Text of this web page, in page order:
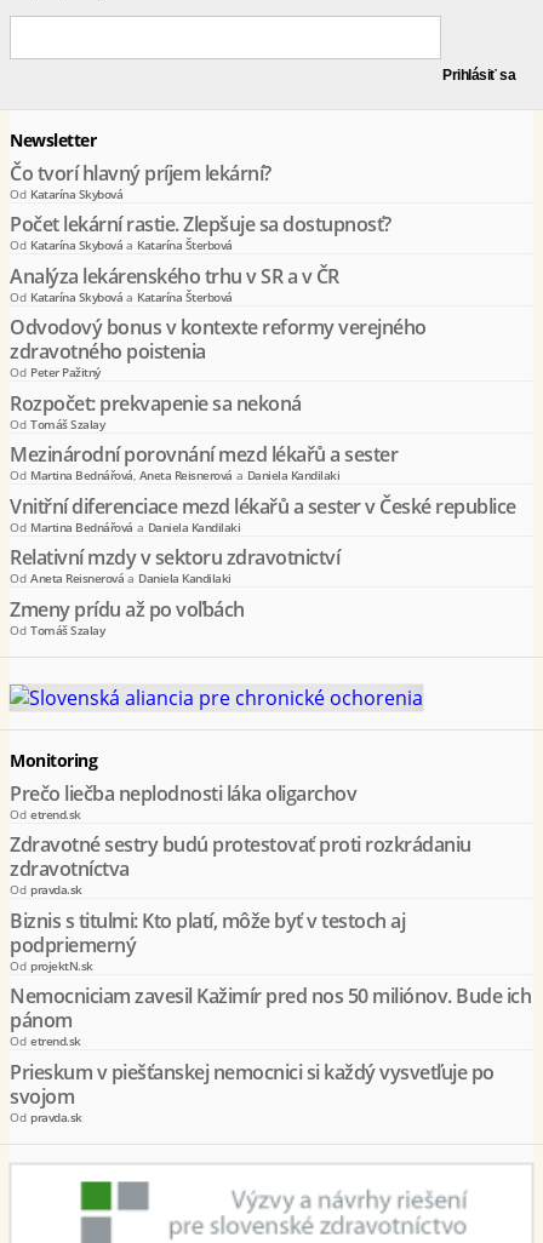
Newsletter
Čo tvorí hlavný príjem lekární?
Od Katarína Skybová
Počet lekární rastie. Zlepšuje sa dostupnosť?
Od Katarína Skybová a Katarína Šterbová
Analýza lekárenského trhu v SR a v ČR
Od Katarína Skybová a Katarína Šterbová
Odvodový bonus v kontexte reformy verejného
zdravotného poistenia
Od Peter Pažitný
Rozpočet: prekvapenie sa nekoná
Od Tomáš Szalay
Mezinárodní porovnání mezd lékařů a sester
Od Martina Bednářová, Aneta Reisnerová a Daniela Kandilaki
Vnitřní diferenciace mezd lékařů a sester v České republice
Od Martina Bednářová a Daniela Kandilaki
Relativní mzdy v sektoru zdravotnictví
Od Aneta Reisnerová a Daniela Kandilaki
Zmeny prídu až po voľbách
Od Tomáš Szalay
Monitoring
Prečo liečba neplodnosti láka oligarchov
Od etrend.sk
Zdravotné sestry budú protestovať proti rozkrádaniu
zdravotníctva
Od pravda.sk
Biznis s titulmi: Kto platí, môže byť v testoch aj
podpriemerný
Od projektN.sk
Nemocniciam zavesil Kažimír pred nos 50 miliónov. Bude ich
pánom
Od etrend.sk
Prieskum v piešťanskej nemocnici si každý vysvetľuje po
svojom
Od pravda.sk